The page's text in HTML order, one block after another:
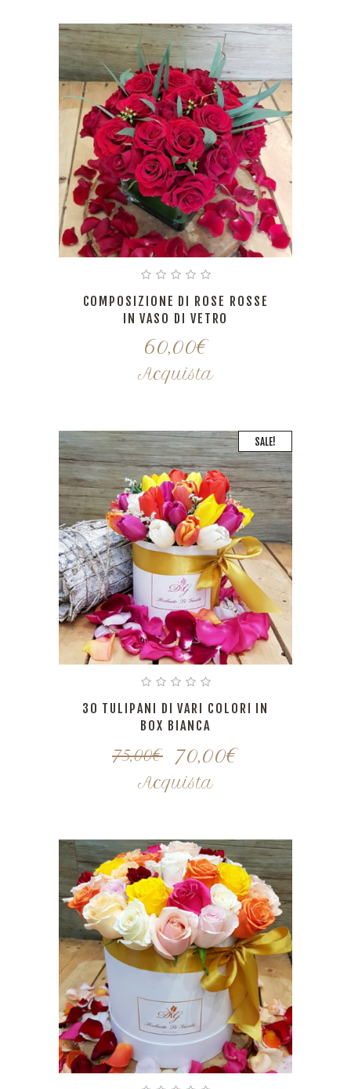
COMPOSIZIONE DI ROSE ROSSE
IN VASO DI VETRO
60,00€
Acquista
SALE!
30 TULIPANI DI VARI COLORI IN
BOX BIANCA
75,00€ 70,00€
Acquista